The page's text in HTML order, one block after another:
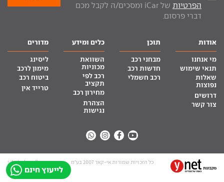
לייעוץ חינם
הפרטיות
של iCar ומסכים/ה לקבל מכם
דברי פרסום.
אודות
מי אנחנו
תנאי שימוש
שאלות
נפוצות
דרושים
צור קשר
תוכן
מבחני רכב
חדשות רכב
רכב חשמלי
כלים ומידע
השוואת
מכוניות
רכב לפי
תקציב
מחירון רכב
הצהרת
נגישות
מדורים
ליסינג
מימון לרכב
ביטוח רכב
טרייד אין
כל הזכויות שמורות אי-קאר 2007 בע”מ site by tq.soft